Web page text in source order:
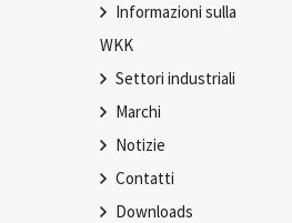
Informazioni sulla
WKK
Settori industriali
Marchi
Notizie
Contatti
Downloads